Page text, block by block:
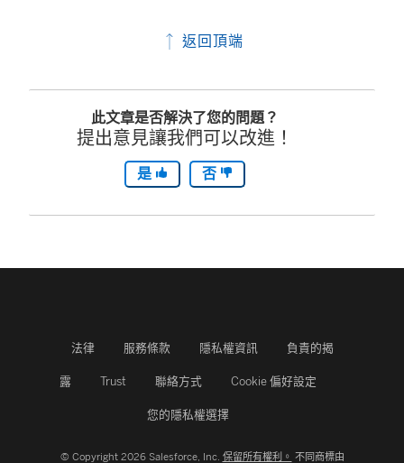
新
啟
返回頂端
此文章是否解決了您的問題？
提出意見讓我們可以改進！
是 否
法律 服務條款 隱私權資訊 負責的揭
露 Trust 聯絡方式 Cookie 偏好設定
您的隱私權選擇
© Copyright 2026 Salesforce, Inc. 保留所有權利。 不同商標由